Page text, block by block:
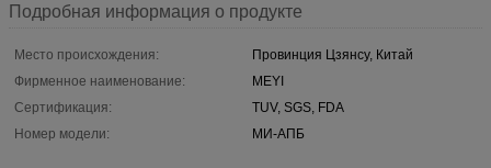
Подробная информация о продукте
Место происхождения:
Провинция Цзянсу, Китай
Фирменное наименование:
MEYI
Сертификация:
TUV, SGS, FDA
Номер модели:
МИ-АПБ